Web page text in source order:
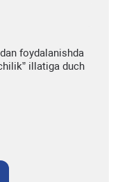
foydalanishda
illatiga duch